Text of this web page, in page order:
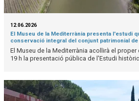
12.06.2026
El Museu de la Mediterrània presenta l'estudi
conservació integral del conjunt patrimonial
El Museu de la Mediterrània acollirà el
19 h la presentació pública de l'Estudi